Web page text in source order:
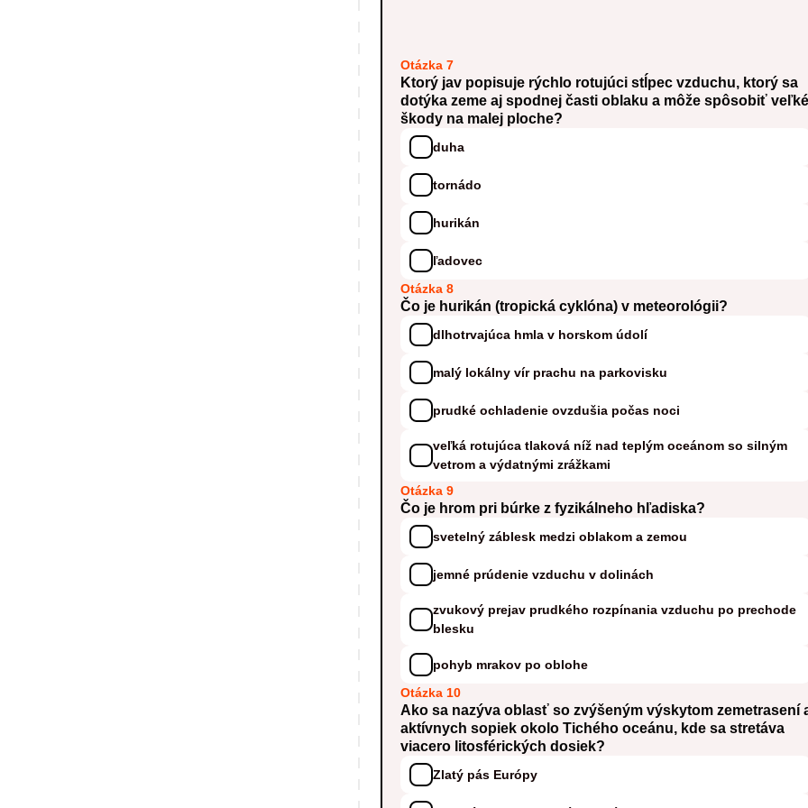
Otázka 7
Ktorý jav popisuje rýchlo rotujúci stĺpec vzduchu, ktorý sa
dotýka zeme aj spodnej časti oblaku a môže spôsobiť veľké
škody na malej ploche?
duha
tornádo
hurikán
ľadovec
Otázka 8
Čo je hurikán (tropická cyklóna) v meteorológii?
dlhotrvajúca hmla v horskom údolí
malý lokálny vír prachu na parkovisku
prudké ochladenie ovzdušia počas noci
veľká rotujúca tlaková níž nad teplým oceánom so silným
vetrom a výdatnými zrážkami
Otázka 9
Čo je hrom pri búrke z fyzikálneho hľadiska?
svetelný záblesk medzi oblakom a zemou
jemné prúdenie vzduchu v dolinách
zvukový prejav prudkého rozpínania vzduchu po prechode
blesku
pohyb mrakov po oblohe
Otázka 10
Ako sa nazýva oblasť so zvýšeným výskytom zemetrasení
aktívnych sopiek okolo Tichého oceánu, kde sa stretáva
viacero litosférických dosiek?
Zlatý pás Európy